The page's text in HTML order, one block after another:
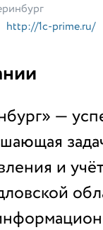
http://1c-prime.ru/
—
и